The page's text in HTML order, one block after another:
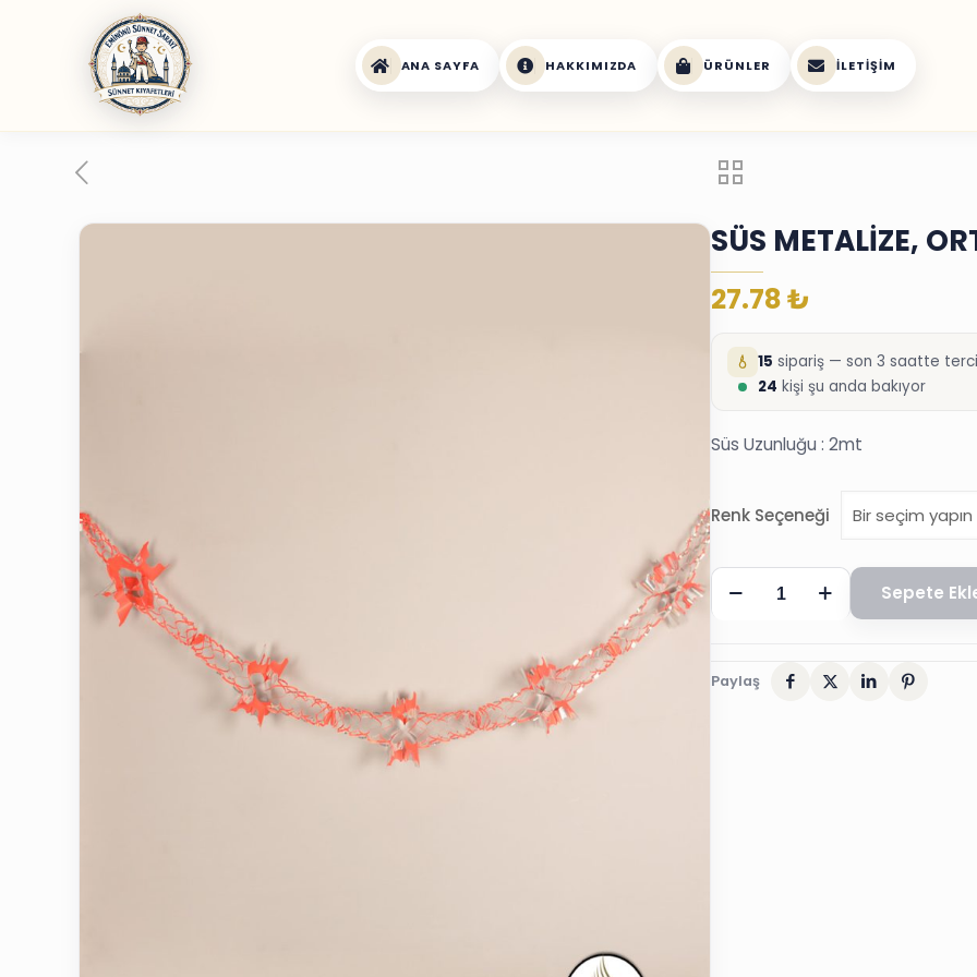
ANA SAYFA HAKKIMIZDA ÜRÜNLER İLETIŞIM
SÜS METALİZE,
27.78₺
15 sipariş — son 3 saatte
23kişi şu anda bakıyor
Süs Uzunluğu : 2mt
Renk Seçeneği
SÜS
METALİZE,
KARE
Sepete
Paylaş